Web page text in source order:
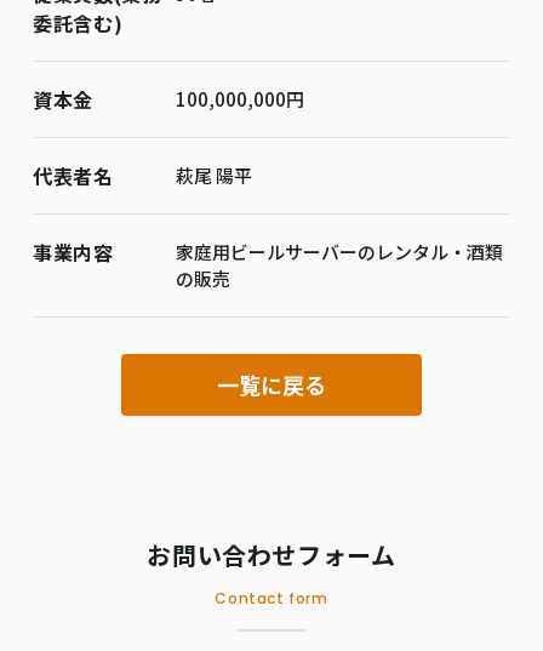
委託含む)
資本金 100,000,000円
代表者名 萩尾 陽平
事業内容
家庭用ビールサーバーのレンタル・酒類
の販売
一覧に戻る
お問い合わせフォーム
Contact form